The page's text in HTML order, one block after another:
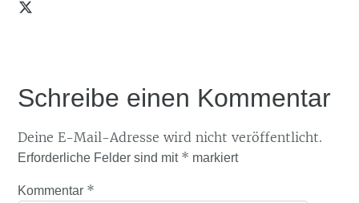
Schreibe einen Kommentar
Deine E-Mail-Adresse wird nicht veröffentlicht.
Erforderliche Felder sind mit * markiert
Kommentar *